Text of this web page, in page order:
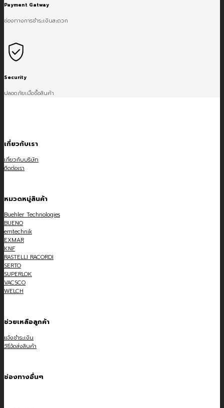
Payment Gatway
ช่องทางการชำระเงินสะดวก
Security
ปลอดภัยเมื่อซื้อสินค้า
เกี่ยวกับเรา
เกี่ยวกับบริษัท
ติดต่อเรา
หมวดหมู่สินค้า
Buehler Technologies
BUENO
emtechnik
EXMAR
KNF
RASTELLI RACORDI
SERTO
SUPERLOK
VACSCO
WELCH
ช่วยเหลือลูกค้า
แจ้งชำระเงิน
วิธีจัดส่งสินค้า
ช่องทางอื่นๆ